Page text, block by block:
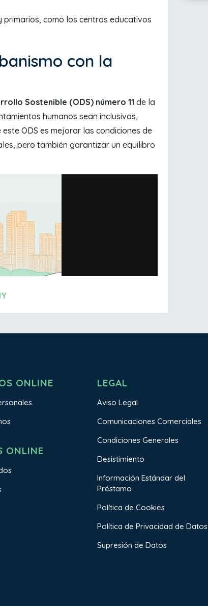
como los centros educativos
con la
Sostenible (ODS) número 11 de la
humanos sean inclusivos,
ODS es mejorar las condiciones de
pero también garantizar un equilibro
ONLINE
ONLINE
LEGAL
Aviso Legal
Comunicaciones Comerciales
Condiciones Generales
Desistimiento
Información Estándar del
Préstamo
Política de Cookies
Política de Privacidad de Datos
Supresión de Datos